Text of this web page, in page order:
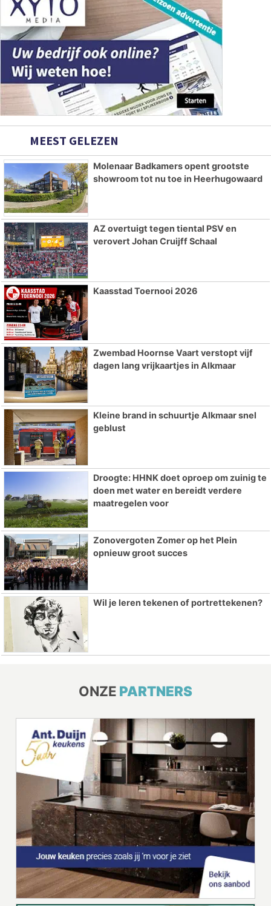
MEEST GELEZEN
Molenaar Badkamers opent grootste
showroom tot nu toe in Heerhugowaard
AZ overtuigt tegen tiental PSV en
verovert Johan Cruijff Schaal
Kaasstad Toernooi 2026
Zwembad Hoornse Vaart verstopt vijf
dagen lang vrijkaartjes in Alkmaar
Kleine brand in schuurtje Alkmaar snel
geblust
Droogte: HHNK doet oproep om zuinig te
doen met water en bereidt verdere
maatregelen voor
Zonovergoten Zomer op het Plein
opnieuw groot succes
Wil je leren tekenen of portrettekenen?
ONZE PARTNERS